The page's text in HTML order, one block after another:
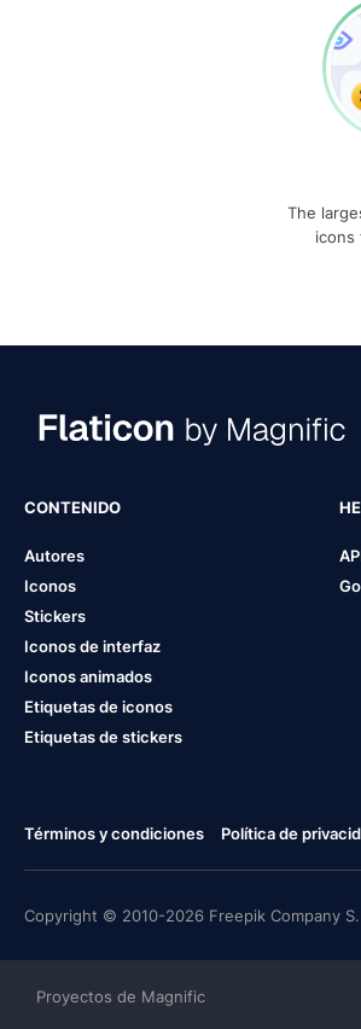
The
icons
CONTENIDO
Autores
Iconos
Stickers
Iconos de interfaz
Iconos animados
Etiquetas de iconos
Etiquetas de stickers
Términos y condiciones Política de
Copyright © 2010-2026 Freepik Company
Proyectos de Magnific